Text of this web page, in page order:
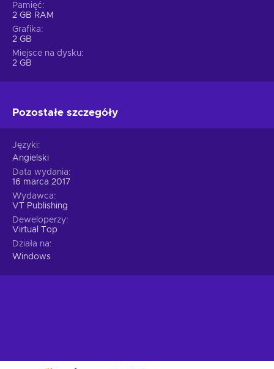
Pamięć
2 GB RAM
Grafika
2 GB
Miejsce na dysku
2 GB
Pozostałe szczegóły
Języki
Angielski
Data wydania
16 marca 2017
Wydawca
VT Publishing
Deweloperzy
Virtual Top
Działa na
Windows